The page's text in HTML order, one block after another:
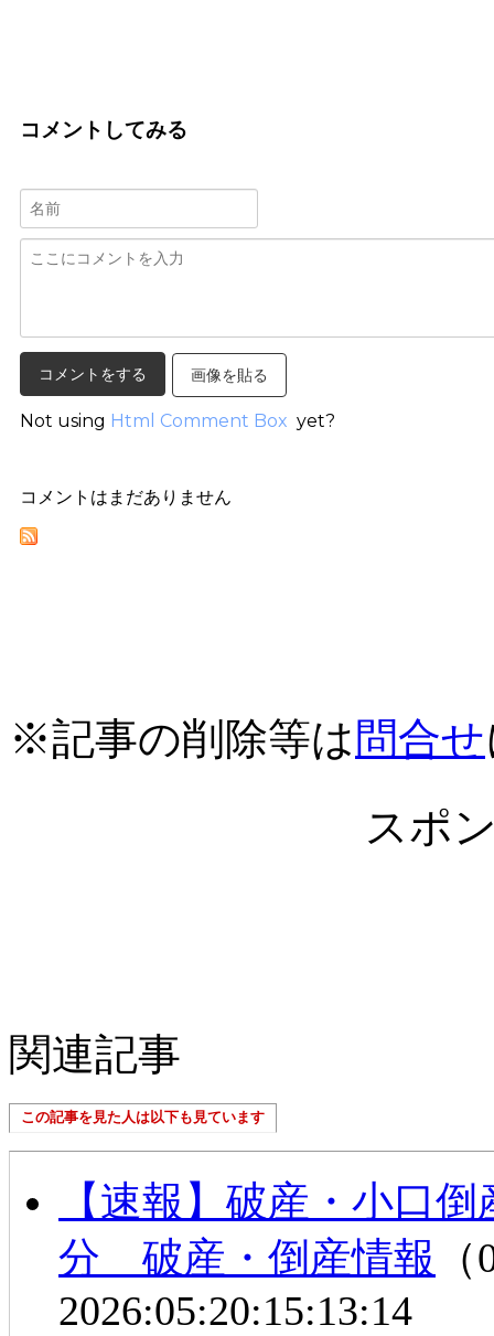
コメントしてみる
画像を貼る
Not using Html Comment Box yet?
コメントはまだありません
※記事の削除等は 問合せ
スポ
関連記事
この記事を見た人は以下も見ています
【速報】破産・小口
分 破産・倒産情報
2026:05:20:15:13:14